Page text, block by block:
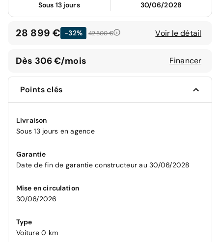
Sous 13 jours 30/06/2028
28 899 € -32% 42 500 € Voir le détail
Dès 306 €/mois Financer
Points clés
Livraison
Sous 13 jours en agence
Garantie
Date de fin de garantie constructeur au 30/06/2028
Mise en circulation
30/06/2026
Type
Voiture 0 km